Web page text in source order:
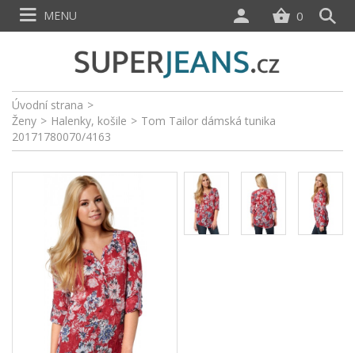
Úvodní strana >
Ženy > Halenky, košile > Tom Tailor dámská tunika
20171780070/4163
0
MENU